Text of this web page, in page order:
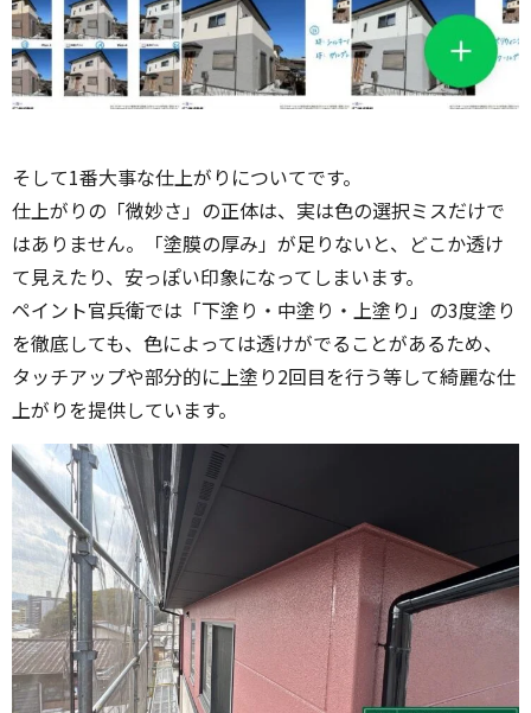
そして1番大事な仕上がりについてです。
仕上がりの「微妙さ」の正体は、実は色の選択ミスだけで
はありません。「塗膜の厚み」が足りないと、どこか透け
て見えたり、安っぽい印象になってしまいます。
ペイント官兵衛では「下塗り・中塗り・上塗り」の3度塗り
を徹底しても、色によっては透けがでることがあるため、
タッチアップや部分的に上塗り2回目を行う等して綺麗な仕
上がりを提供しています。